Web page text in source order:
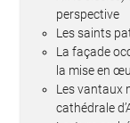
perspective
Les saints
La façade
la mise en
Les vantaux
cathédrale